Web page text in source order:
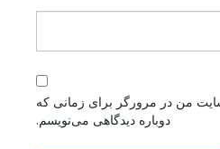
من در مرورگر برای زمانی که
دوباره دیدگاهی می‌نویسم.